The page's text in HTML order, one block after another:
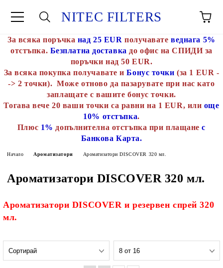
NITEC FILTERS
За всяка поръчка над 25 EUR получавате веднага 5%
отстъпка. Безплатна доставка до офис на СПИДИ за
поръчки над 50 EUR.
За всяка покупка получавате иБонус точки (за 1 EUR -
-> 2 точки). Може отново да пазарувате при нас като
заплащате с вашите бонус точки.
Тогава вече 20 ваши точки са равни на 1 EUR, или още
10% отстъпка.
Плюс 1% допълнителна отстъпка при плащанес
Банкова Карта.
Начало Ароматизатори Ароматизатори DISCOVER 320 мл.
Ароматизатори DISCOVER 320 мл.
Ароматизатори DISCOVER и резервен спрей 320
мл.